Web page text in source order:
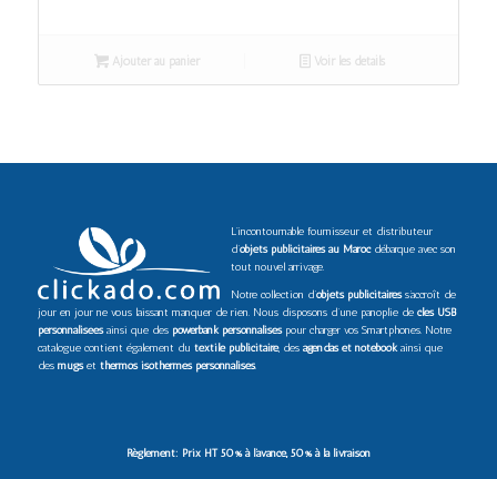
Ajouter au panier Voir les détails
L’incontournable fournisseur et distributeur
d’objets publicitaires au Marocdébarque avec son
tout nouvel arrivage.
Notre collection d’objets publicitairess’accroît de
jour en jour ne vous laissant manquer de rien. Nous disposons d’une panoplie de clés USB
personnaliséesainsi que des powerbank personnaliséspour charger vos Smartphones. Notre
catalogue contient également du textile publicitaire, des agendas et notebookainsi que
des mugset thermos isothermes personnalisés.
Règlement: Prix HT 50% à l’avance, 50% à la livraison